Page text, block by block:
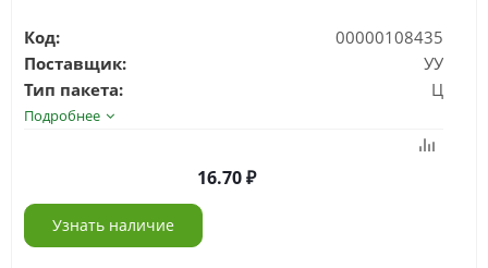
Код:
00000108435
Поставщик:
УУ
Тип пакета:
Ц
Подробнее
16.70
Узнать наличие